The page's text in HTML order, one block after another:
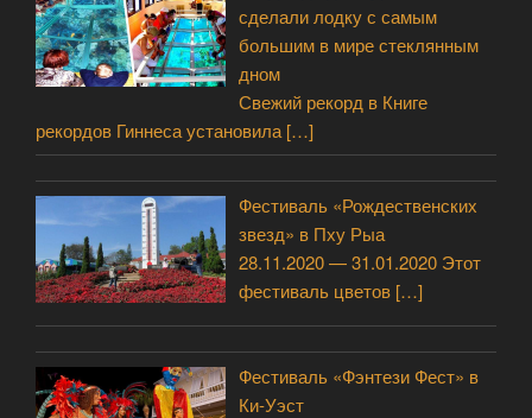
сделали лодку с самым
большим в мире стеклянным
дном
Свежий рекорд в Книге
рекордов Гиннеса установила […]
Фестиваль «Рождественских
звезд» в Пху Рыа
28.11.2020 — 31.01.2020 Этот
фестиваль цветов […]
Фестиваль «Фэнтези Фест» в
Ки-Уэст